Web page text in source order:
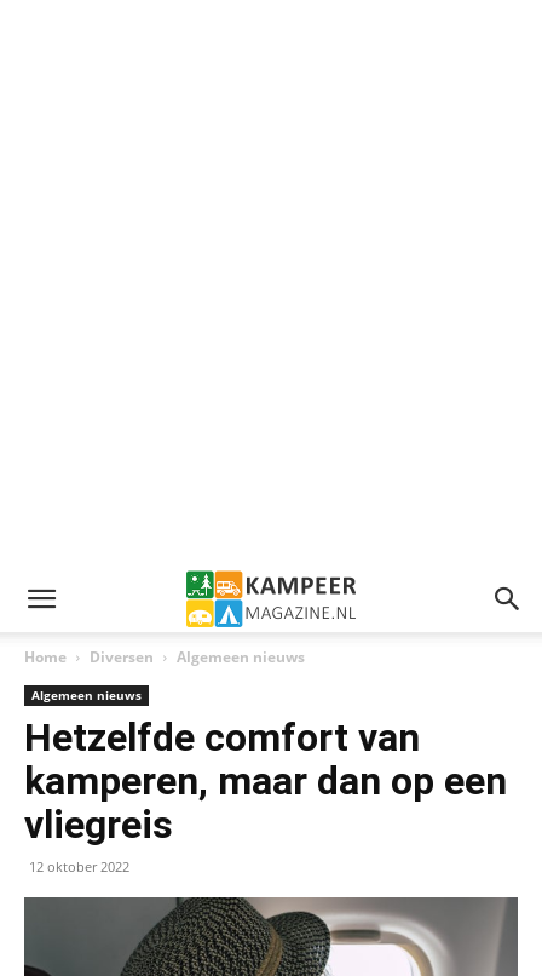
Home Diversen Algemeen nieuws
Algemeen nieuws
Hetzelfde comfort van
kamperen, maar dan op een
vliegreis
12 oktober 2022